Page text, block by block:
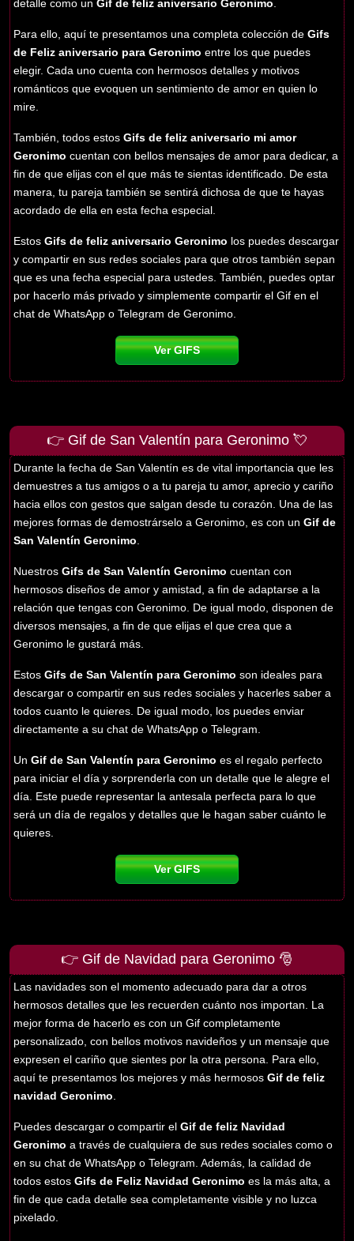
detalle como un Gif de feliz aniversario Geronimo.
Para ello, aquí te presentamos una completa colección de Gifs
de Feliz aniversario para Geronimo entre los que puedes
elegir. Cada uno cuenta con hermosos detalles y motivos
románticos que evoquen un sentimiento de amor en quien lo
mire.
También, todos estos Gifs de feliz aniversario mi amor
Geronimo cuentan con bellos mensajes de amor para dedicar, a
fin de que elijas con el que más te sientas identificado. De esta
manera, tu pareja también se sentirá dichosa de que te hayas
acordado de ella en esta fecha especial.
Estos Gifs de feliz aniversario Geronimo los puedes descargar
y compartir en sus redes sociales para que otros también sepan
que es una fecha especial para ustedes. También, puedes optar
por hacerlo más privado y simplemente compartir el Gif en el
chat de WhatsApp o Telegram de Geronimo.
Ver GIFS
👉 Gif de San Valentín para Geronimo 💘
Durante la fecha de San Valentín es de vital importancia que les
demuestres a tus amigos o a tu pareja tu amor, aprecio y cariño
hacia ellos con gestos que salgan desde tu corazón. Una de las
mejores formas de demostrárselo a Geronimo, es con un Gif de
San Valentín Geronimo.
Nuestros Gifs de San Valentín Geronimo cuentan con
hermosos diseños de amor y amistad, a fin de adaptarse a la
relación que tengas con Geronimo. De igual modo, disponen de
diversos mensajes, a fin de que elijas el que crea que a
Geronimo le gustará más.
Estos Gifs de San Valentín para Geronimo son ideales para
descargar o compartir en sus redes sociales y hacerles saber a
todos cuanto le quieres. De igual modo, los puedes enviar
directamente a su chat de WhatsApp o Telegram.
Un Gif de San Valentín para Geronimo es el regalo perfecto
para iniciar el día y sorprenderla con un detalle que le alegre el
día. Este puede representar la antesala perfecta para lo que
será un día de regalos y detalles que le hagan saber cuánto le
quieres.
Ver GIFS
👉 Gif de Navidad para Geronimo 🎅
Las navidades son el momento adecuado para dar a otros
hermosos detalles que les recuerden cuánto nos importan. La
mejor forma de hacerlo es con un Gif completamente
personalizado, con bellos motivos navideños y un mensaje que
expresen el cariño que sientes por la otra persona. Para ello,
aquí te presentamos los mejores y más hermosos Gif de feliz
navidad Geronimo.
Puedes descargar o compartir el Gif de feliz Navidad
Geronimo a través de cualquiera de sus redes sociales como o
en su chat de WhatsApp o Telegram. Además, la calidad de
todos estos Gifs de Feliz Navidad Geronimo es la más alta, a
fin de que cada detalle sea completamente visible y no luzca
pixelado.